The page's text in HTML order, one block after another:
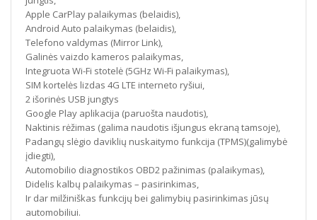
Apple CarPlay palaikymas (belaidis),
Android Auto palaikymas (belaidis),
Telefono valdymas (Mirror Link),
Galinės vaizdo kameros palaikymas,
Integruota Wi-Fi stotelė (5GHz Wi-Fi palaikymas),
SIM kortelės lizdas 4G LTE interneto ryšiui,
2 išorinės USB jungtys
Google Play aplikacija (paruošta naudotis),
Naktinis rėžimas (galima naudotis išjungus ekraną tamsoje),
Padangų slėgio daviklių nuskaitymo funkcija (TPMS)(galimybė
įdiegti),
Automobilio diagnostikos OBD2 pažinimas (palaikymas),
Didelis kalbų palaikymas – pasirinkimas,
Ir dar milžiniškas funkcijų bei galimybių pasirinkimas jūsų
automobiliui.